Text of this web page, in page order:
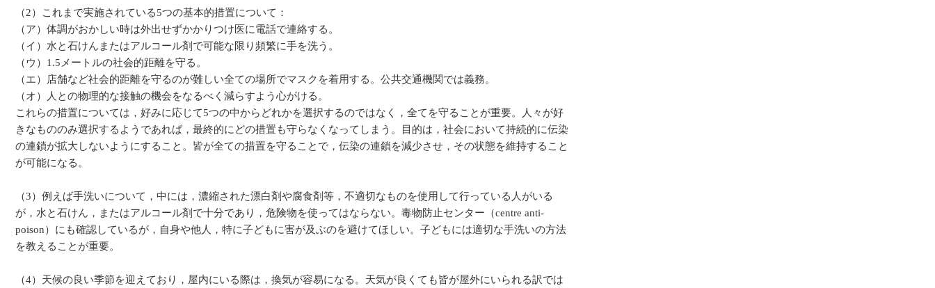
（2）これまで実施されている5つの基本的措置について：
（ア）体調がおかしい時は外出せずかかりつけ医に電話で連絡する。
（イ）水と石けんまたはアルコール剤で可能な限り頻繁に手を洗う。
（ウ）1.5メートルの社会的距離を守る。
（エ）店舗など社会的距離を守るのが難しい全ての場所でマスクを着用する。公共交通機関では義務。
（オ）人との物理的な接触の機会をなるべく減らすよう心がける。
これらの措置については，好みに応じて5つの中からどれかを選択するのではなく，全てを守ることが重要。人々が好
きなもののみ選択するようであれば，最終的にどの措置も守らなくなってしまう。目的は，社会において持続的に伝染
の連鎖が拡大しないようにすること。皆が全ての措置を守ることで，伝染の連鎖を減少させ，その状態を維持すること
が可能になる。
（3）例えば手洗いについて，中には，濃縮された漂白剤や腐食剤等，不適切なものを使用して行っている人がいる
が，水と石けん，またはアルコール剤で十分であり，危険物を使ってはならない。毒物防止センター（centre anti-
poison）にも確認しているが，自身や他人，特に子どもに害が及ぶのを避けてほしい。子どもには適切な手洗いの方法
を教えることが重要。
（4）天候の良い季節を迎えており，屋内にいる際は，換気が容易になる。天気が良くても皆が屋外にいられる訳では